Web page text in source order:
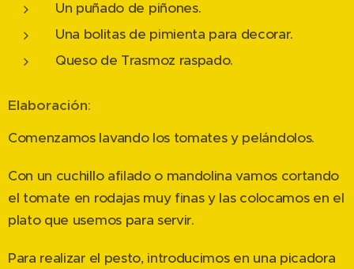
Un puñado de piñones.
Una bolitas de pimienta para decorar.
Queso de Trasmoz raspado.
Elaboración:
Comenzamos lavando los tomates y pelándolos.
Con un cuchillo afilado o mandolina vamos cortando
el tomate en rodajas muy finas y las colocamos en el
plato que usemos para servir.
Para realizar el pesto, introducimos en una picadora